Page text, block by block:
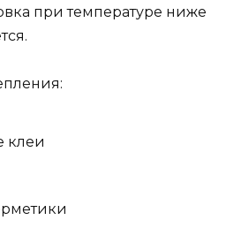
при температуре ниже
клеи